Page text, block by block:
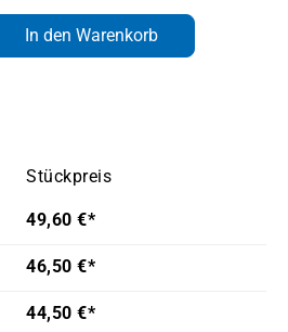
den gewünschten
In den Warenkorb
Stückpreis
49,60 €*
46,50 €*
44,50 €*